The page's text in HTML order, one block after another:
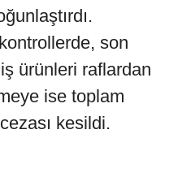
son
ürünleri raflardan
ise toplam
kesildi.